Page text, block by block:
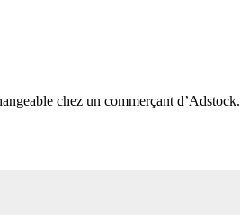
chez un commerçant d’Adstock.